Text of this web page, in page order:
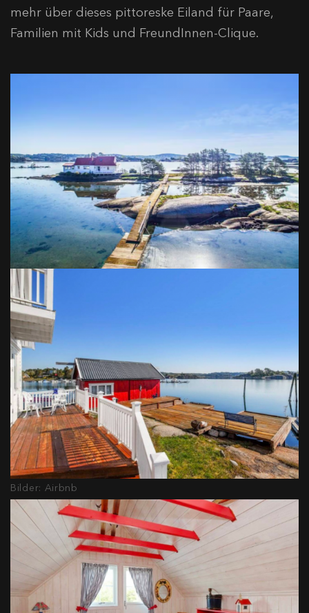
mehr über dieses pittoreske Eiland für Paare,
Familien mit Kids und FreundInnen-Clique.
Bilder: Airbnb